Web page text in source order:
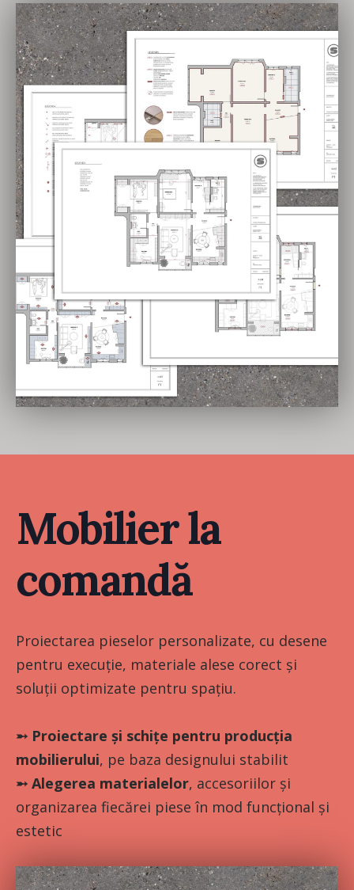
Mobilier la
comandă
Proiectarea pieselor personalizate, cu desene
pentru execuție, materiale alese corect și
soluții optimizate pentru spațiu.
➵ Proiectare și schițe pentru producția
mobilierului, pe baza designului stabilit
➵ Alegerea materialelor, accesoriilor și
organizarea fiecărei piese în mod funcțional și
estetic